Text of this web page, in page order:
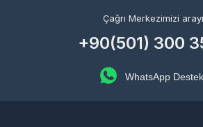
Çağrı Merkezimizi
+90(501) 300
WhatsApp Destek